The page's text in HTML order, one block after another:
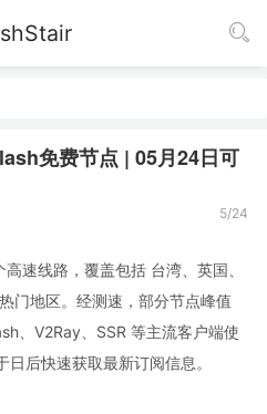
免费节点 | 05月24日可
5/24
速线路，覆盖包括 台湾、英国、
门地区。经测速，部分节点峰值
、V2Ray、SSR 等主流客户端使
后快速获取最新订阅信息。